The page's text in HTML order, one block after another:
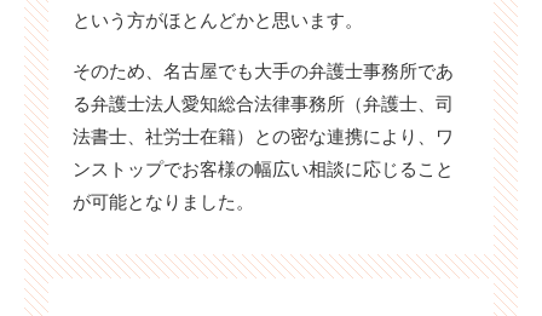
という方がほとんどかと思います。
そのため、名古屋でも大手の弁護士事務所であ
る弁護士法人愛知総合法律事務所（弁護士、司
法書士、社労士在籍）との密な連携により、ワ
ンストップでお客様の幅広い相談に応じること
が可能となりました。